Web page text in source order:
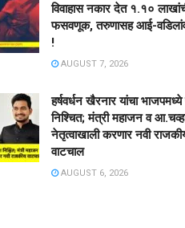
विवाहास नकार देत १.१०
फसवणूक, तरुणासह आई-
!
AUGUST 7, 2026
हर्षवर्धन खैरनार यांचा
निश्चित; मंत्री महाजन व
नेतृत्वाखाली करणार नवी
वाटचाल
AUGUST 6, 2026